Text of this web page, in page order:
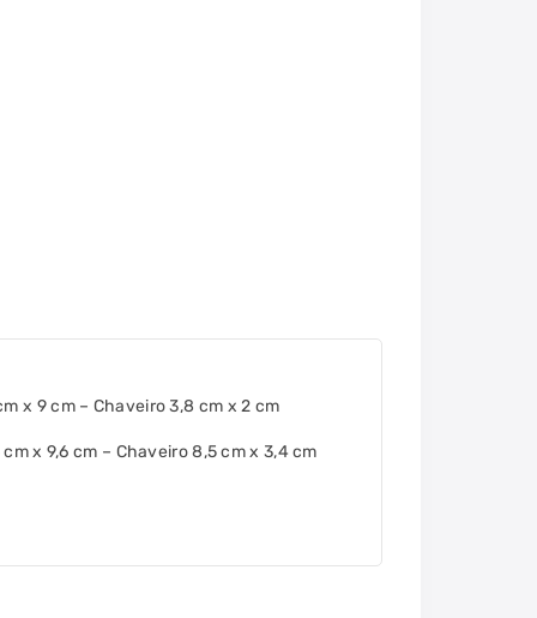
x 9 cm – Chaveiro 3,8 cm x 2 cm
x 9,6 cm – Chaveiro 8,5 cm x 3,4 cm